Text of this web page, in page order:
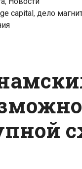
capital, дело